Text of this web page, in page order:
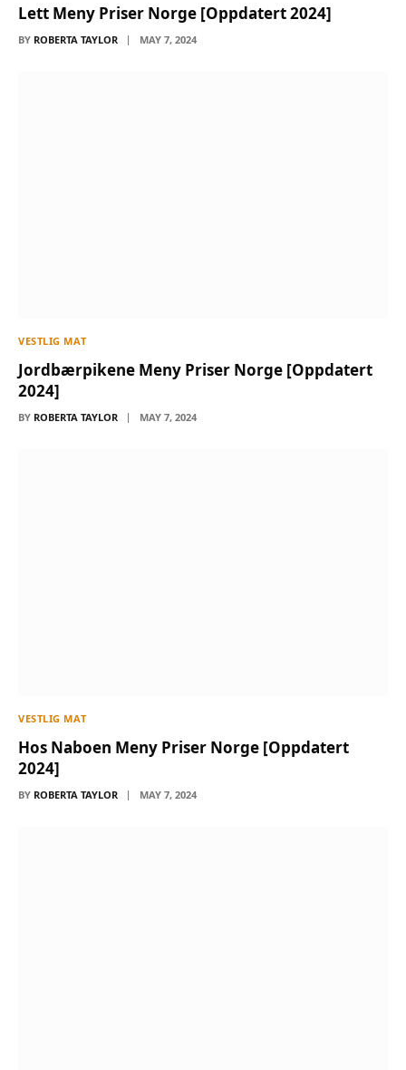
Lett Meny Priser Norge [Oppdatert 2024]
BY ROBERTA TAYLOR MAY 7, 2024
VESTLIG MAT
Jordbærpikene Meny Priser Norge [Oppdatert
2024]
BY ROBERTA TAYLOR MAY 7, 2024
VESTLIG MAT
Hos Naboen Meny Priser Norge [Oppdatert
2024]
BY ROBERTA TAYLOR MAY 7, 2024